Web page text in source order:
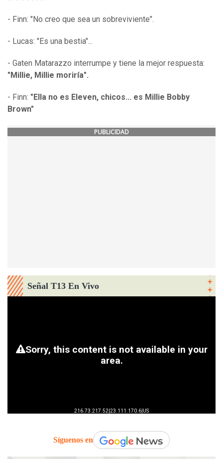
- Finn: "No creo que sea un sobreviviente".
- Lucas: "Es una bestia"...
- Gaten Matarazzo interrumpe y tiene la mejor respuesta:
"Millie, Millie moriría".
- Finn: "Ella no es Eleven, chicos... es Millie Bobby
Brown"
PUBLICIDAD
Señal T13 En Vivo
Síguenos en